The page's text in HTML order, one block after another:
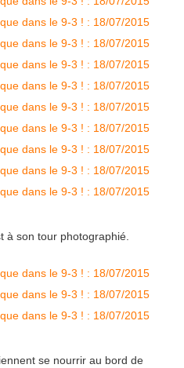
à son tour photographié.
se nourrir au bord de